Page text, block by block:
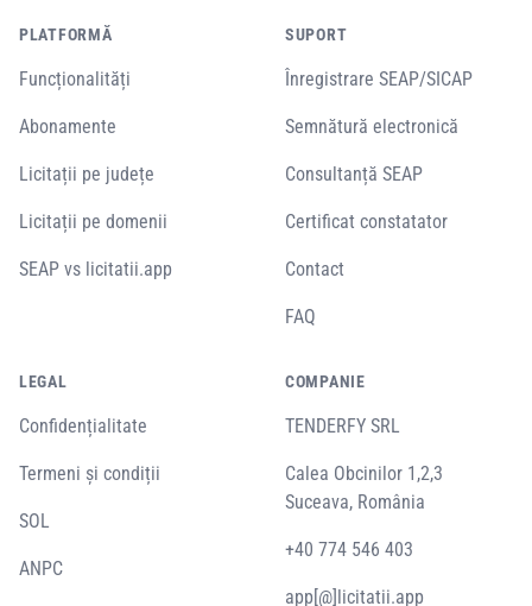
PLATFORMĂ
Funcționalități
Abonamente
Licitații pe județe
Licitații pe domenii
SEAP vs licitatii.app
SUPORT
Înregistrare SEAP/SICAP
Semnătură electronică
Consultanță SEAP
Certificat constatator
Contact
FAQ
LEGAL
Confidențialitate
Termeni și condiții
SOL
ANPC
COMPANIE
TENDERFY SRL
Calea Obcinilor 1,2,3
Suceava, România
+40 774 546 403
app[@]licitatii.app